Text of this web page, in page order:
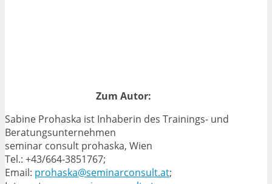
Zum Autor:
Sabine Prohaska ist Inhaberin des Trainings- und
Beratungsunternehmen
seminar consult prohaska, Wien
Tel.: +43/664-3851767;
Email: prohaska@seminarconsult.at;